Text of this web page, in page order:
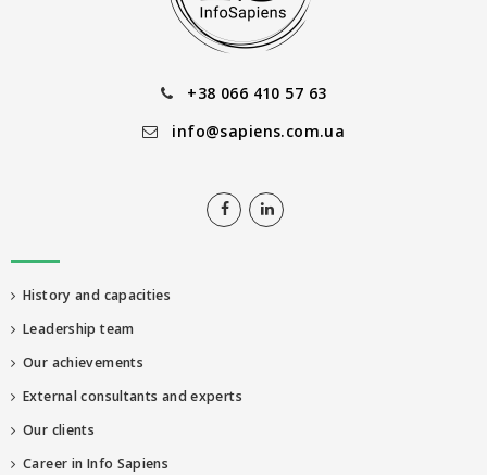
+38 066 410 57 63
info@sapiens.com.ua
History and capacities
Leadership team
Our achievements
External consultants and experts
Our clients
Career in Info Sapiens